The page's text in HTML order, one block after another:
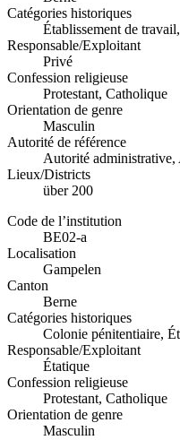
Catégories historiques
Établissement de
Responsable/Exploitant
Privé
Confession religieuse
Protestant, Catholique
Orientation de genre
Masculin
Autorité de référence
Autorité administrative,
Lieux/Districts
über 200
Code de l’institution
BE02-a
Localisation
Gampelen
Canton
Berne
Catégories historiques
Colonie pénitentiaire,
Responsable/Exploitant
Étatique
Confession religieuse
Protestant, Catholique
Orientation de genre
Masculin